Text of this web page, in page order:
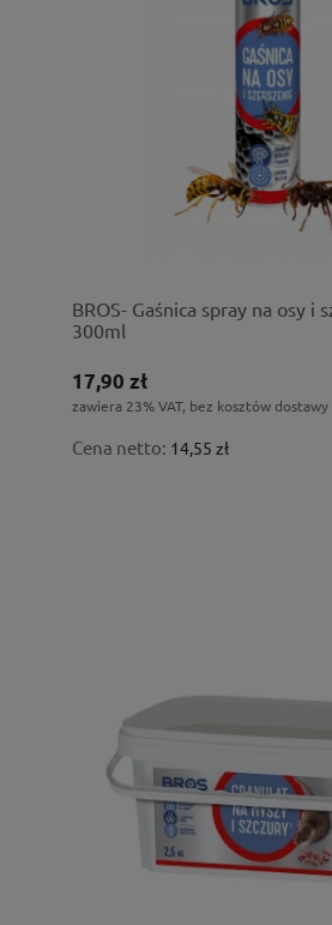
BROS- Gaśnica spray na osy i
300ml
17,90 zł
zawiera 23% VAT, bez kosztów dostawy
Cena netto: 14,55 zł